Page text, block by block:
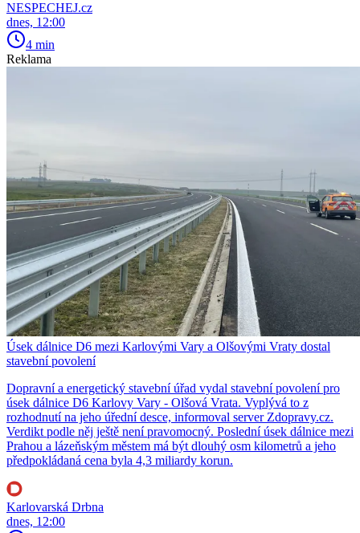
NESPECHEJ.cz
dnes, 12:00
4 min
Reklama
Úsek dálnice D6 mezi Karlovými Vary a Olšovými Vraty dostal
stavební povolení
Dopravní a energetický stavební úřad vydal stavební povolení pro
úsek dálnice D6 Karlovy Vary - Olšová Vrata. Vyplývá to z
rozhodnutí na jeho úřední desce, informoval server Zdopravy.cz.
Verdikt podle něj ještě není pravomocný. Poslední úsek dálnice mezi
Prahou a lázeňským městem má být dlouhý osm kilometrů a jeho
předpokládaná cena byla 4,3 miliardy korun.
Karlovarská Drbna
dnes, 12:00